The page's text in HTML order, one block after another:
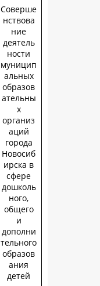
Соверше
нствова
ние
деятель
ности
муницип
альных
образов
ательны
х
организ
аций
города
Новосиб
ирска в
сфере
дошколь
ного,
общего
и
дополни
тельного
образов
ания
детей